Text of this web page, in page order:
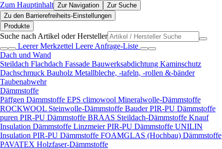
Zum Hauptinhalt Zur Navigation
Zur Suche
Zu den Barrierefreiheits-Einstellungen
Produkte
Suche nach Artikel oder Hersteller
Leerer Merkzettel Leere Anfrage-Liste
Dach und Wand
Steildach Flachdach Fassade Bauwerksabdichtung Kaminschutz
Dachschmuck Bauholz Metallbleche, -tafeln, -rollen &-bänder
Taubenabwehr
Dämmstoffe
Päffgen Dämmstoffe EPS climowool Mineralwolle-Dämmstoffe
ROCKWOOL Steinwolle-Dämmstoffe Bauder PIR-PU Dämmstoffe
puren PIR-PU Dämmstoffe BRAAS Steildach-Dämmstoffe Knauf
Insulation Dämmstoffe Linzmeier PIR-PU Dämmstoffe UNILIN
Insulation PIR-PU Dämmstoffe FOAMGLAS (Hochbau) Dämmstoffe
PAVATEX Holzfaser-Dämmstoffe